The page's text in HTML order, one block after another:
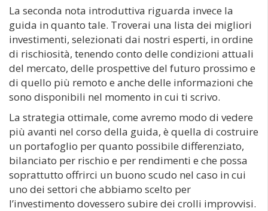
La seconda nota introduttiva riguarda invece la
guida in quanto tale. Troverai una lista dei migliori
investimenti, selezionati dai nostri esperti, in ordine
di rischiosità, tenendo conto delle condizioni attuali
del mercato, delle prospettive del futuro prossimo e
di quello più remoto e anche delle informazioni che
sono disponibili nel momento in cui ti scrivo.
La strategia ottimale, come avremo modo di vedere
più avanti nel corso della guida, è quella di costruire
un portafoglio per quanto possibile differenziato,
bilanciato per rischio e per rendimenti e che possa
soprattutto offrirci un buono scudo nel caso in cui
uno dei settori che abbiamo scelto per
l’investimento dovessero subire dei crolli improvvisi.